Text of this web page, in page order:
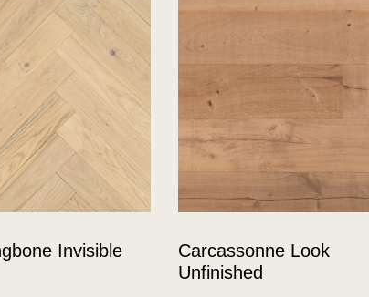
Invisible
Carcassonne Look
Unfinished